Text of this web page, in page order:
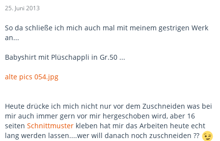
25. Juni 2013
So da schließe ich mich auch mal mit meinem gestrigen Werk
an...
Babyshirt mit Plüschappli in Gr.50 ...
alte pics 054.jpg
Heute drücke ich mich nicht nur vor dem Zuschneiden was bei
mir auch immer gern vor mir hergeschoben wird, aber 16
seiten Schnittmuster kleben hat mir das Arbeiten heute echt
lang werden lassen....wer will danach noch zuschneiden ??